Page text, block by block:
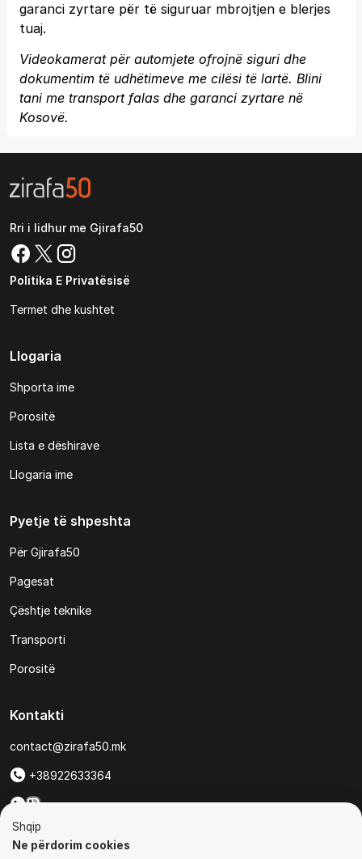
garanci zyrtare për të siguruar mbrojtjen e blerjes
tuaj.
Videokamerat për automjete ofrojnë siguri dhe
dokumentim të udhëtimeve me cilësi të lartë. Blini
tani me transport falas dhe garanci zyrtare në
Kosovë.
Rri i lidhur me Gjirafa50
Politika E Privatësisë
Termet dhe kushtet
Llogaria
Shporta ime
Porositë
Lista e dëshirave
Llogaria ime
Pyetje të shpeshta
Për Gjirafa50
Pagesat
Çështje teknike
Transporti
Porositë
Kontakti
contact@zirafa50.mk
+38922633364
Për kërkesa të ofertave:
b2b@zirafa50.mk
Shqip
Ne përdorim cookies